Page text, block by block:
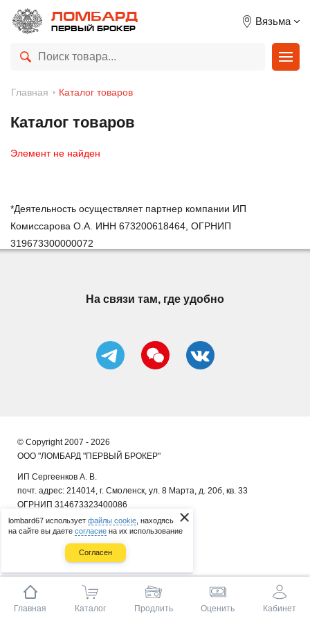
ЛОМБАРД
ПЕРВЫЙ БРОКЕР
Вязьма
Главная Каталог товаров
Каталог товаров
Элемент не найден
*Деятельность осуществляет партнер компании ИП
Комиссарова О.А. ИНН 673200618464, ОГРНИП
319673300000072
lombard67 использует файлы cookie , находясь
на сайте вы даете согласие на их использование
Согласен
На связи там, где удобно
© Copyright 2007 - 2026
ООО "ЛОМБАРД "ПЕРВЫЙ БРОКЕР"
ИП Сергеенков А. В.
почт. адрес: 214014, г. Смоленск, ул. 8 Марта, д. 20б, кв. 33
ОГРНИП 314673323400086
Главная Каталог Продлить Оценить Кабинет